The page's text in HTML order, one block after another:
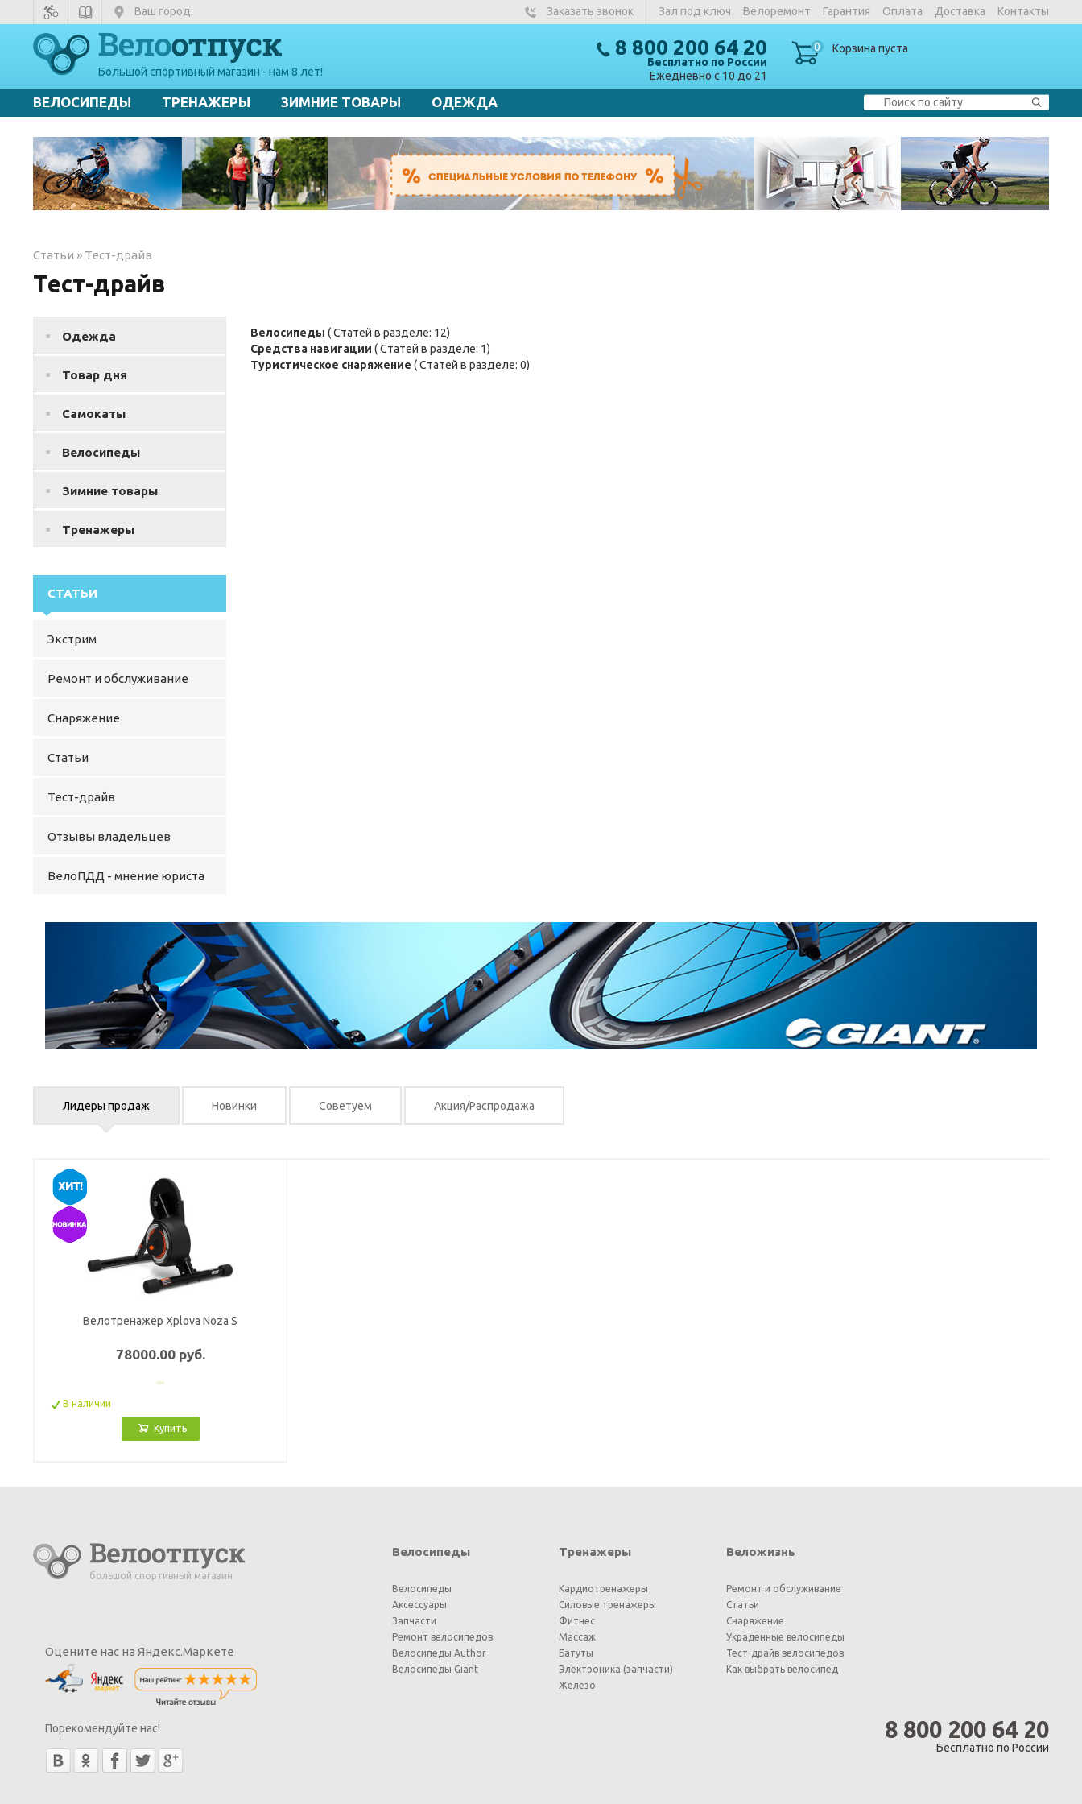
Ваш город: Заказать звонок Зал под ключ Велоремонт Гарантия Оплата Доставка Контакты
Большой спортивный магазин - нам 8 лет!
8 800 200 64 20
Бесплатно по России
Ежедневно с 10 до 21
0 Корзина пуста
ВЕЛОСИПЕДЫ ТРЕНАЖЕРЫ ЗИМНИЕ ТОВАРЫ ОДЕЖДА
Статьи » Тест-драйв
Тест-драйв
Одежда
Товар дня
Самокаты
Велосипеды
Зимние товары
Тренажеры
СТАТЬИ
Экстрим
Ремонт и обслуживание
Снаряжение
Статьи
Тест-драйв
Отзывы владельцев
ВелоПДД - мнение юриста
Велосипеды ( Статей в разделе: 12)
Средства навигации ( Статей в разделе: 1)
Туристическое снаряжение ( Статей в разделе: 0)
Лидеры продаж Новинки Советуем Акция/Распродажа
Велотренажер Xplova Noza S
78000.00 руб.
В наличии
Купить
большой спортивный магазин
Оцените нас на Яндекс.Маркете
Порекомендуйте нас!
Велосипеды
Велосипеды
Аксессуары
Запчасти
Ремонт велосипедов
Велосипеды Author
Велосипеды Giant
Тренажеры
Кардиотренажеры
Силовые тренажеры
Фитнес
Массаж
Батуты
Электроника (запчасти)
Железо
Веложизнь
Ремонт и обслуживание
Статьи
Снаряжение
Украденные велосипеды
Тест-драйв велосипедов
Как выбрать велосипед
8 800 200 64 20
Бесплатно по России